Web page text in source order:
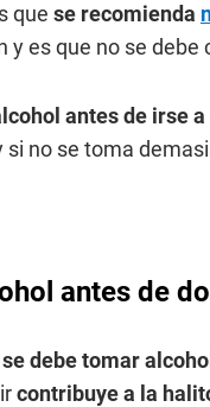
que se recomienda
y es que no se debe
antes de irse
si no se toma
antes de
debe tomar
contribuye a la